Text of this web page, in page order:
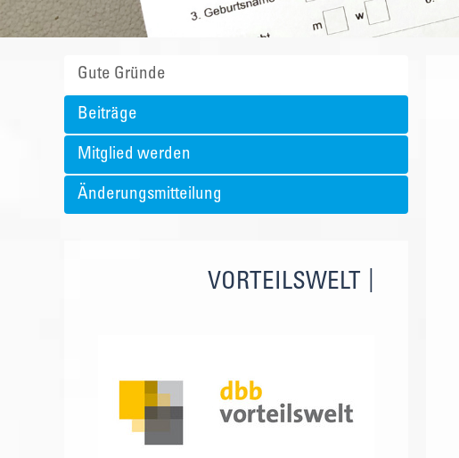
Gute Gründe
Beiträge
Mitglied werden
Änderungsmitteilung
VORTEILSWELT